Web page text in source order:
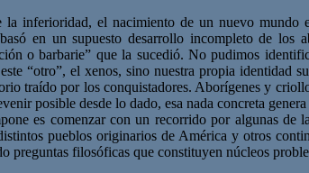
inferioridad, el nacimiento de un nuevo
en un supuesto desarrollo incompleto de
o barbarie” que la sucedió. No pudimos
“otro”, el xenos, sino nuestra propia identidad
traído por los conquistadores. Aborígenes y
posible desde lo dado, esa nada concreta
es comenzar con un recorrido por algunas
pueblos originarios de América y otros
preguntas filosóficas que constituyen núcleos